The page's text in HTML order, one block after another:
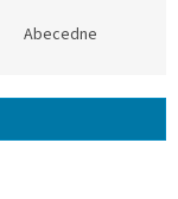
Abecedne